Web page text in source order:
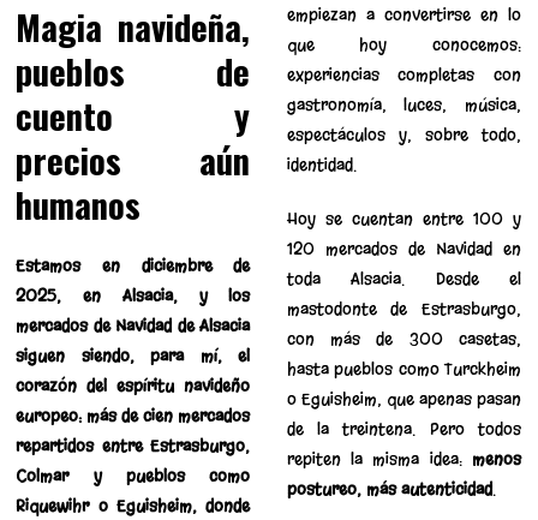
Magia navideña,
pueblos de
cuento y
precios aún
humanos
Estamos en diciembre de
2025, en Alsacia, y los
mercados de Navidad de Alsacia
siguen siendo, para mí, el
corazón del espíritu navideño
europeo: más de cien mercados
repartidos entre Estrasburgo,
Colmar y pueblos como
Riquewihr o Eguisheim, donde
empiezan a convertirse en lo
que hoy conocemos:
experiencias completas con
gastronomía, luces, música,
espectáculos y, sobre todo,
identidad.
Hoy se cuentan entre 100 y
120 mercados de Navidad en
toda Alsacia. Desde el
mastodonte de Estrasburgo,
con más de 300 casetas,
hasta pueblos como Turckheim
o Eguisheim, que apenas pasan
de la treintena. Pero todos
repiten la misma idea: menos
postureo, más autenticidad.